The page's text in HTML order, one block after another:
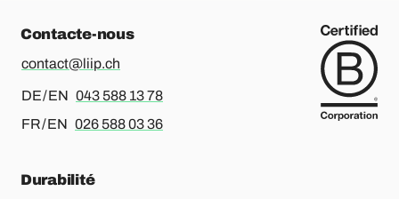
Contacte-nous
contact@liip.ch
DE / EN Pour l’allemand ou l’anglais, merci d’appeler le
043 588 13 78
FR / EN Pour le français ou l’anglais, merci d’appeler le
026 588 03 36
Durabilité